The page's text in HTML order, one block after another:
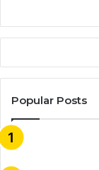
Popular Posts